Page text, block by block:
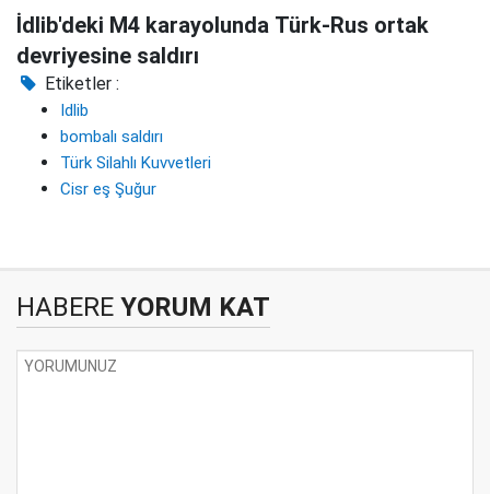
İdlib'deki M4 karayolunda Türk-Rus ortak
devriyesine saldırı
Etiketler :
Idlib
bombalı saldırı
Türk Silahlı Kuvvetleri
Cisr eş Şuğur
HABERE YORUM KAT